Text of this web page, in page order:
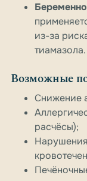
из-за
тиамазола.
Возможные
Снижение
расчёсы);